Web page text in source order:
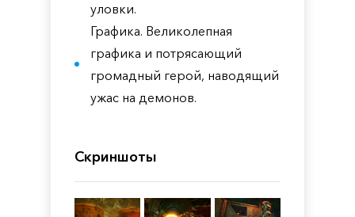
уловки.
Графика. Великолепная
графика и потрясающий
громадный герой, наводящий
ужас на демонов.
Скриншоты